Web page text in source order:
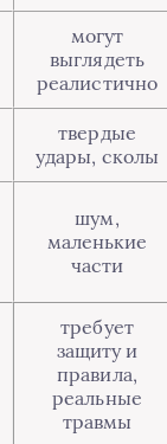
могут
выглядеть
реалистично
твердые
удары, сколы
шум,
маленькие
части
требует
защиту и
правила,
реальные
травмы